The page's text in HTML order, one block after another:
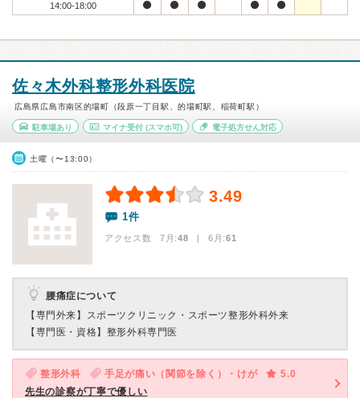
14:00-18:00
佐々木外科整形外科医院
広島県広島市南区的場町（段原一丁目駅、的場町駅、稲荷町駅）
駐車場あり マイナ受付(スマホ可) 電子処方せん対応
土曜（〜13:00）
3.49
1件
アクセス数 7月:48 | 6月:61
腰痛症について
【専門外来】 スポーツクリニック・スポーツ整形外科外来
【専門医・資格】 整形外科専門医
整形外科 手足が痛い（関節を除く）・けが
5.0
先生の診察が丁寧で優しい